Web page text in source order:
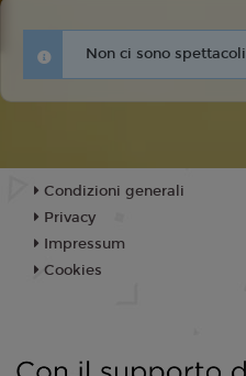
Non ci sono
Condizioni generali
Privacy
Impressum
Cookies